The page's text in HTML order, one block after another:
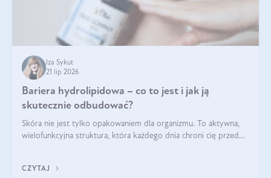
Iza Sykut
21 lip 2026
Bariera hydrolipidowa – co to jest i jak ją
skutecznie odbudować?
Skóra nie jest tylko opakowaniem dla organizmu. To aktywna,
wielofunkcyjna struktura, która każdego dnia chroni cię przed
bariera hydrolipidowa.
CZYTAJ